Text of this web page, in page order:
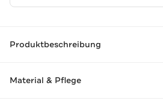
Produktbeschreibung
Material & Pflege